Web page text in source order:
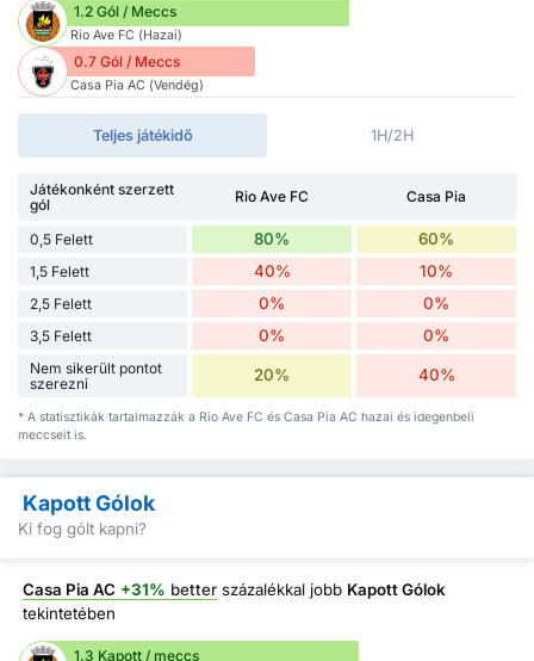
1.2 Gól / Meccs
Rio Ave FC (Hazai)
0.7 Gól / Meccs
Casa Pia AC (Vendég)
Teljes játékidő 1H/2H
Játékonként szerzett
gól
Rio Ave FC Casa Pia
0,5 Felett 80% 60%
1,5 Felett 40% 10%
2,5 Felett 0% 0%
3,5 Felett 0% 0%
Nem sikerült pontot
szerezni
20% 40%
* A statisztikák tartalmazzák a Rio Ave FC és Casa Pia AC hazai és idegenbeli
meccseit is.
Kapott Gólok
Ki fog gólt kapni?
Casa Pia AC +31% better százalékkal jobb Kapott Gólok
tekintetében
1.3 Kapott / meccs